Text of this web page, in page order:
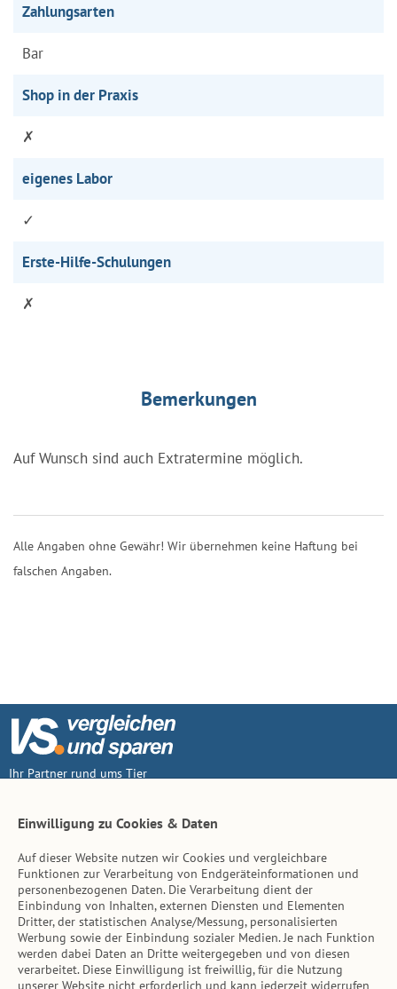
Zahlungsarten
Bar
Shop in der Praxis
✗
eigenes Labor
✓
Erste-Hilfe-Schulungen
✗
Bemerkungen
Auf Wunsch sind auch Extratermine möglich.
Alle Angaben ohne Gewähr! Wir übernehmen keine Haftung bei
falschen Angaben.
Ihr Partner rund ums Tier
Inhalt
Tierarzt-Suche
Hinweise
AGB
Einwilligung zu Cookies & Daten
Auf dieser Website nutzen wir Cookies und vergleichbare
Funktionen zur Verarbeitung von Endgeräteinformationen und
personenbezogenen Daten. Die Verarbeitung dient der
Einbindung von Inhalten, externen Diensten und Elementen
Dritter, der statistischen Analyse/Messung, personalisierten
Werbung sowie der Einbindung sozialer Medien. Je nach Funktion
werden dabei Daten an Dritte weitergegeben und von diesen
verarbeitet. Diese Einwilligung ist freiwillig, für die Nutzung
unserer Website nicht erforderlich und kann jederzeit widerrufen